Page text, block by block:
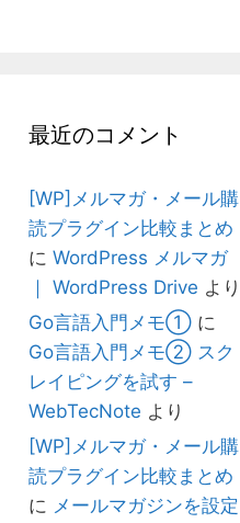
最近のコメント
[WP]メルマガ・メール購
読プラグイン比較まとめ
に WordPress メルマガ
｜ WordPress Drive より
Go言語入門メモ① に
Go言語入門メモ② スク
レイピングを試す –
WebTecNote より
[WP]メルマガ・メール購
読プラグイン比較まとめ
に メールマガジンを設定